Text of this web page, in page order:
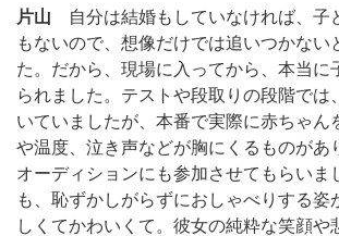
片山 自分は結婚もしていなければ、子
もないので、想像だけでは追いつかない
た。だから、現場に入ってから、本当に
られました。テストや段取りの段階では
いていましたが、本番で実際に赤ちゃん
や温度、泣き声などが胸にくるものがあ
オーディションにも参加させてもらいま
も、恥ずかしがらずにおしゃべりする姿
しくてかわいくて。彼女の純粋な笑顔や